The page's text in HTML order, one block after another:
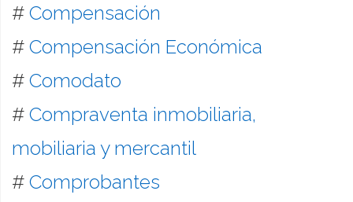
# Compensación
# Compensación Económica
# Comodato
# Compraventa inmobiliaria,
mobiliaria y mercantil
# Comprobantes